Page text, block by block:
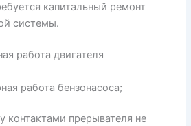
капитальный ремонт
системы.
работа двигателя
работа бензонасоса;
контактами прерывателя не